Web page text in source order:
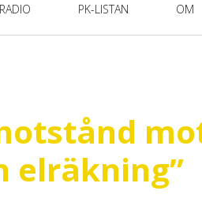
RADIO PK-LISTAN OM
elräkning”